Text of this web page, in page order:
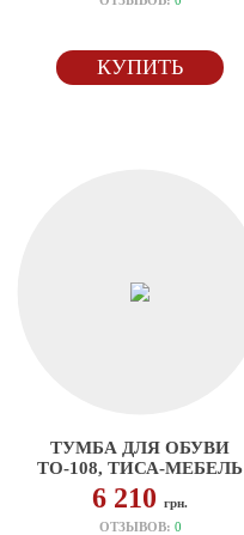
КУПИТЬ
ТУМБА ДЛЯ ОБУВИ
ТО-108, ТИСА-МЕБЕЛЬ
6 210грн.
ОТЗЫВОВ: 0